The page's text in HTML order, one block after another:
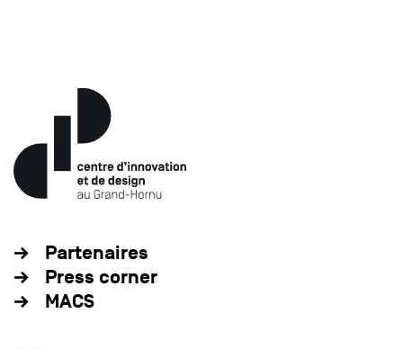
Partenaires
Press corner
MACS